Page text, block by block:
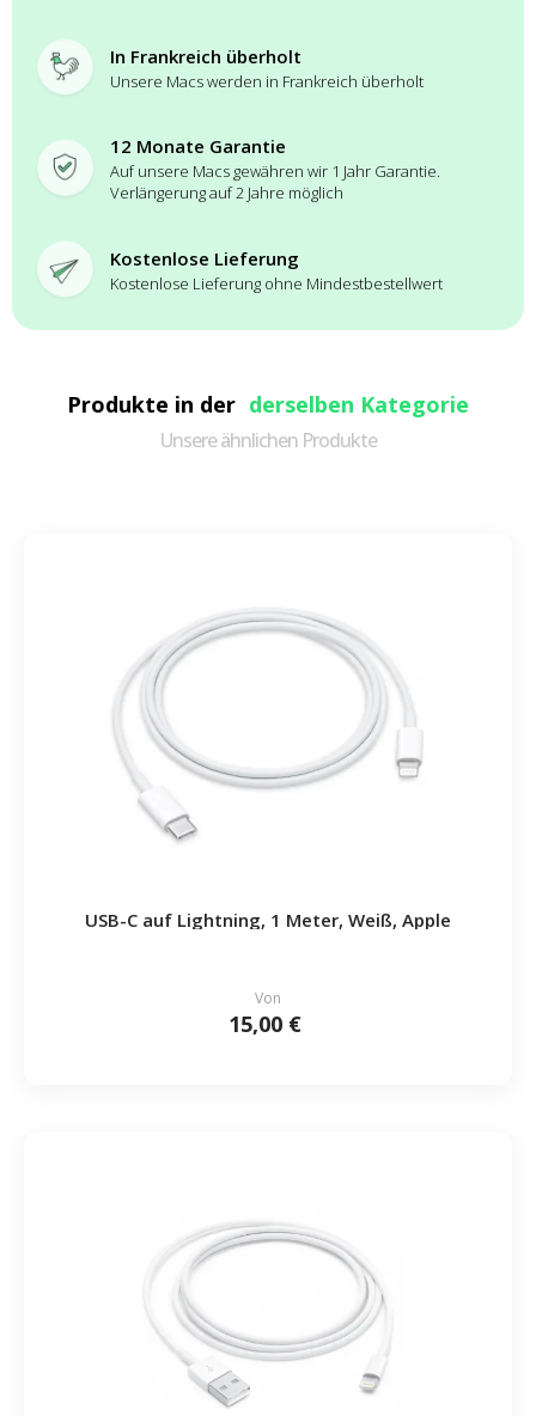
In Frankreich überholt
Unsere Macs werden in Frankreich überholt
12 Monate Garantie
Auf unsere Macs gewähren wir 1 Jahr Garantie.
Verlängerung auf 2 Jahre möglich
Kostenlose Lieferung
Kostenlose Lieferung ohne Mindestbestellwert
Produkte in der derselben Kategorie
Unsere ähnlichen Produkte
USB-C auf Lightning, 1 Meter, Weiß, Apple
Von
15,00 €